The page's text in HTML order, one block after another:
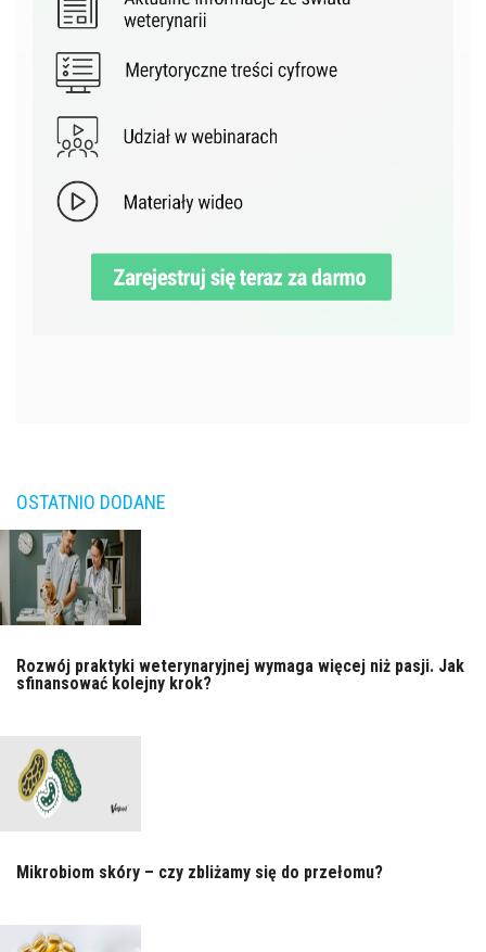
OSTATNIO DODANE
Rozwój praktyki weterynaryjnej wymaga więcej niż pasji. Jak
sfinansować kolejny krok?
Mikrobiom skóry – czy zbliżamy się do przełomu?